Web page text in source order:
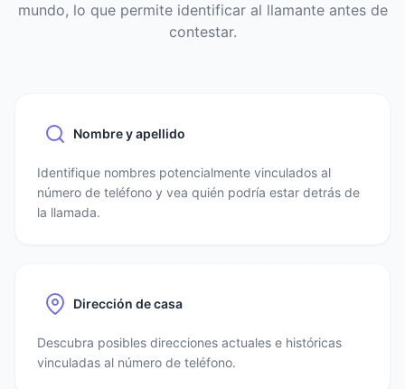
mundo, lo que permite identificar al llamante antes de
contestar.
Nombre y apellido
Identifique nombres potencialmente vinculados al
número de teléfono y vea quién podría estar detrás de
la llamada.
Dirección de casa
Descubra posibles direcciones actuales e históricas
vinculadas al número de teléfono.